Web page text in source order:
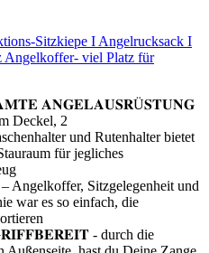
Sitzkiepe I Angelrucksack I
Angelkoffer- viel Platz für
𝐀𝐍𝐆𝐄𝐋𝐀𝐔𝐒𝐑Ü𝐒𝐓𝐔𝐍𝐆
Deckel, 2
und Rutenhalter bietet
für jegliches
Sitzgelegenheit und
war es so einfach, die
- durch die